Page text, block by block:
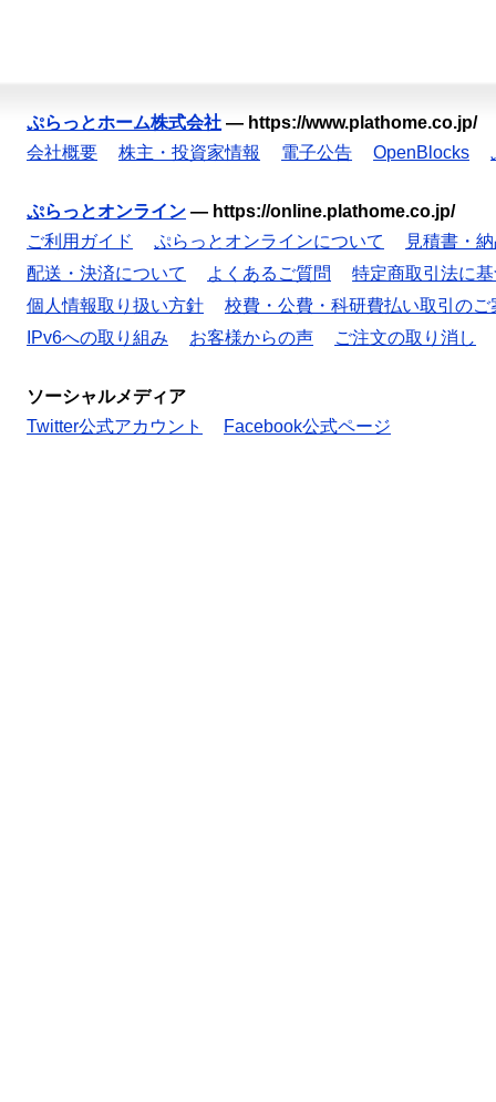
ぷらっとホーム株式会社 — https://www.plathome.co.jp/
会社概要
株主・投資家情報 電子公告 OpenBlocks
ぷらっとオンライン — https://online.plathome.co.jp/
ご利用ガイド
ぷらっとオンラインについて
見積書・
配送・決済について
よくあるご質問
特定商取引法に
個人情報取り扱い方針
校費・公費・科研費払い取引のご
IPv6への取り組み
お客様からの声 ご注文の取り消し
ソーシャルメディア
Twitter公式アカウント
Facebook公式ページ